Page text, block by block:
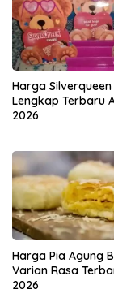
Harga
Lengkap Terbaru
2026
Harga Pia Agung
Varian Rasa
2026